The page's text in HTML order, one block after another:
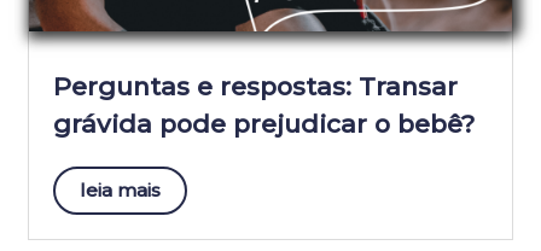
Perguntas e respostas: Transar
grávida pode prejudicar o bebê?
leia mais